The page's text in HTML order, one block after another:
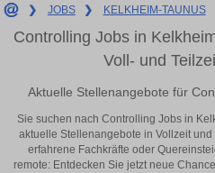
❯ JOBS ❯ KELKHEIM-TAUNUS
Controlling Jobs in
Voll- und
Aktuelle Stellenangebote für
Sie suchen nach Controlling Jobs in
aktuelle Stellenangebote in Vollzeit
erfahrene Fachkräfte oder
remote: Entdecken Sie jetzt neue